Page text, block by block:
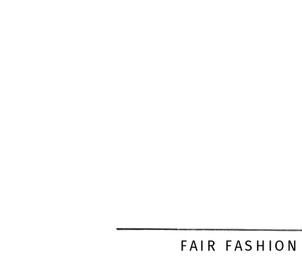
FAIR FASHION